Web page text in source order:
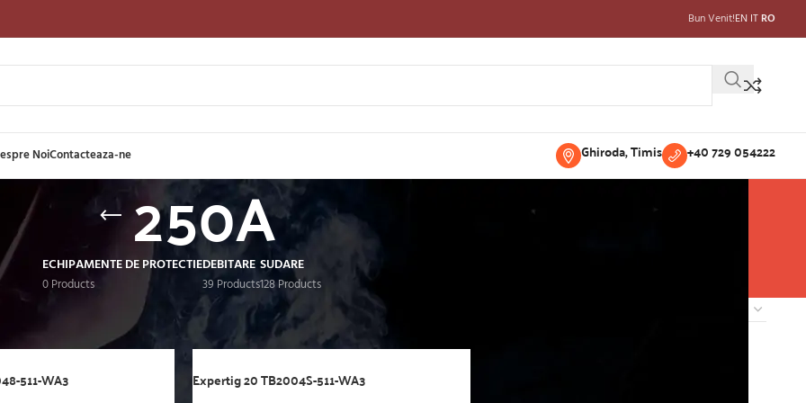
Bun Venit!EN ITRO
NoiContacteaza-ne Ghiroda, Timis +40 729 054222
250A
ECHIPAMENTE DE PROTECTIE
0 Products
DEBITARE
39 Products
SUDARE
128 Products
noastre Produse etichetate „250A”
511-WA3 Expertig 20 TB2004S-511-WA3